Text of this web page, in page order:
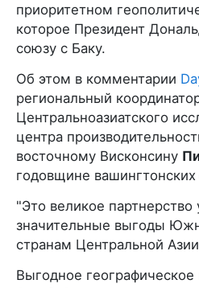
приоритетном
которое Президент
союзу с Баку.
Об этом в комментарии
региональный
Центральноазиатского
центра
восточному Висконсину
годовщине
"Это великое
значительные выгоды
странам Центральной
Выгодное